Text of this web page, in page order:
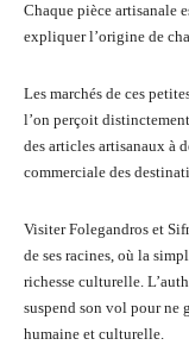
Chaque pièce artisanale
expliquer l’origine de
Les marchés de ces
l’on perçoit
des articles artisanaux à
commerciale des
Visiter Folegandros et
de ses racines, où la
richesse culturelle.
suspend son vol pour ne
humaine et culturelle.